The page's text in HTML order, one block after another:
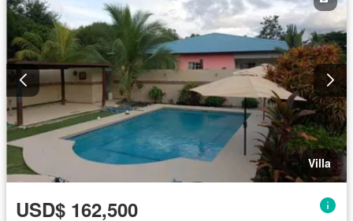
Villa
USD$ 162,500